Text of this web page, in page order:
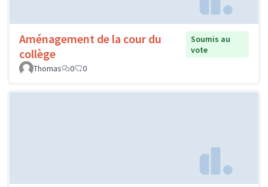
Aménagement de la cour du
collège
Soumis au
vote
Thomas
0 0